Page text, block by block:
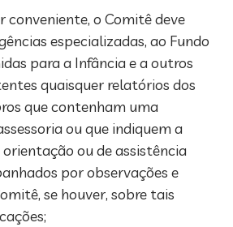
conveniente, o Comitê deve
especializadas, ao Fundo
para a Infância e a outros
quaisquer relatórios dos
que contenham uma
ou que indiquem a
orientação ou de assistência
por observações e
se houver, sobre tais